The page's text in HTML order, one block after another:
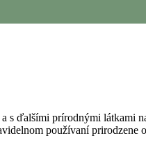
ďalšími prírodnými látkami
používaní